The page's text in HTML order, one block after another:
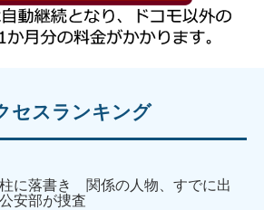
セスランキング
に落書き 関係の人物、すでに出
安部が捜査